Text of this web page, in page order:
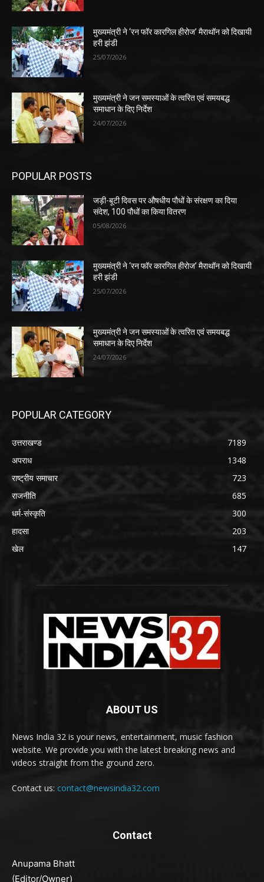
मुख्यमंत्री ने ‘रन फॉर कारगिल हीरोज’ मैराथॉन को दिखायी
हरी झंडी
25/07/2026
मुख्यमंत्री ने जन समस्याओं के त्वरित एवं समयबद्ध
समाधान के दिए निर्देश
24/07/2026
POPULAR POSTS
जड़ी-बूटी दिवस पर औषधीय पौधों के संरक्षण का दिया
संदेश, 100 पौधों का किया वितरण
05/08/2026
मुख्यमंत्री ने ‘रन फॉर कारगिल हीरोज’ मैराथॉन को दिखायी
हरी झंडी
25/07/2026
मुख्यमंत्री ने जन समस्याओं के त्वरित एवं समयबद्ध
समाधान के दिए निर्देश
24/07/2026
POPULAR CATEGORY
उत्तराखण्ड
7189
अपराध
1348
राष्ट्रीय समाचार
723
राजनीति
685
धर्म-संस्कृति
300
हादसा
203
खेल
147
ABOUT US
News India 32 is your news, entertainment, music fashion
website. We provide you with the latest breaking news and
videos straight from the ground zero.
Contact us: contact@newsindia32.com
Contact
Anupama Bhatt
(Editor/Owner)